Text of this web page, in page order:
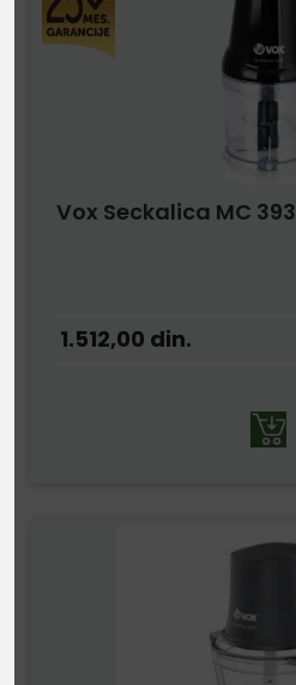
Vox Seckalica MC 393
1.512,00 din.